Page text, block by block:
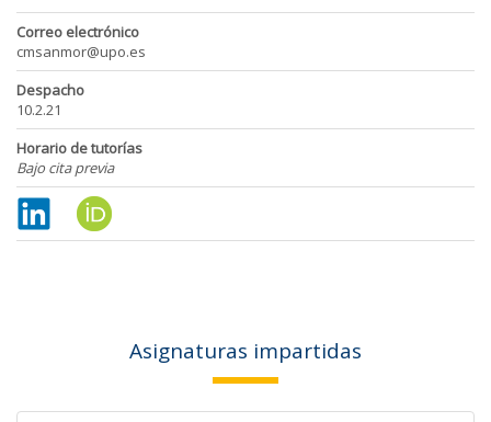
Correo electrónico
cmsanmor@upo.es
Despacho
10.2.21
Horario de tutorías
Bajo cita previa
Asignaturas impartidas